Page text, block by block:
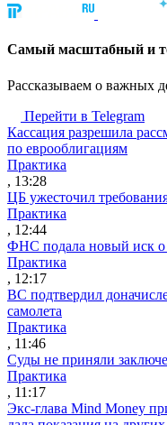
Cамый масштабный и
Рассказываем о важных
Перейти в Telegram
Кассация разрешила
по еврооблигациям
Практика
, 13:28
ЦБ ужесточил
Практика
, 12:44
ФНС подала новый иск
Практика
, 12:17
ВС подтвердил
самолета
Практика
, 11:46
Суды не приняли
Практика
, 11:17
Экс-глава Mind Money